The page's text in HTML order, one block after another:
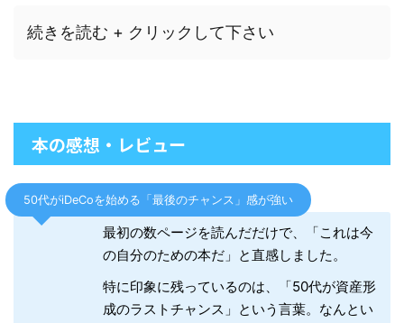
続きを読む + クリックして下さい
本の感想・レビュー
50代がiDeCoを始める「最後のチャンス」感が強い
最初の数ページを読んだだけで、「これは今
の自分のための本だ」と直感しました。
特に印象に残っているのは、「50代が資産形
成のラストチャンス」という言葉。なんとい